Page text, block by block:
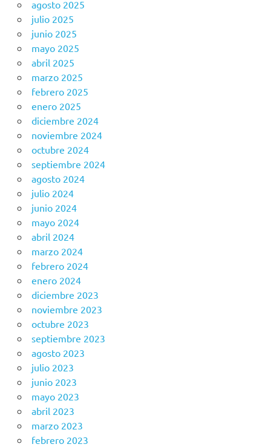
agosto 2025
julio 2025
junio 2025
mayo 2025
abril 2025
marzo 2025
febrero 2025
enero 2025
diciembre 2024
noviembre 2024
octubre 2024
septiembre 2024
agosto 2024
julio 2024
junio 2024
mayo 2024
abril 2024
marzo 2024
febrero 2024
enero 2024
diciembre 2023
noviembre 2023
octubre 2023
septiembre 2023
agosto 2023
julio 2023
junio 2023
mayo 2023
abril 2023
marzo 2023
febrero 2023